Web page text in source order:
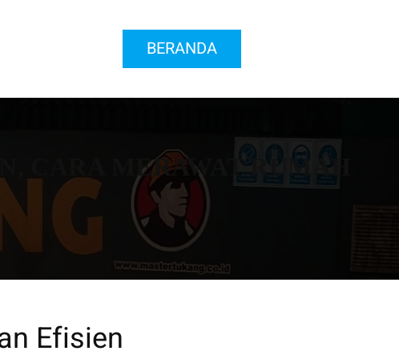
BERANDA
CARA MERAWAT RUMAH
Efisien